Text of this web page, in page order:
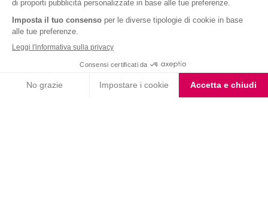
Nutrition & Sante' Italia Spa
via Gioacchino Rossini 1/A